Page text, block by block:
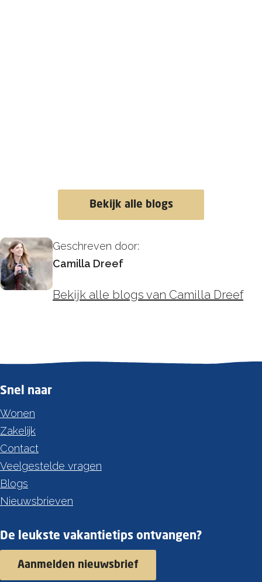
Bekijk alle blogs
Geschreven door:
Camilla Dreef
Bekijk alle blogs van Camilla Dreef
Snel naar
Wonen
Zakelijk
Contact
Veelgestelde vragen
Blogs
Nieuwsbrieven
De leukste vakantietips ontvangen?
Aanmelden nieuwsbrief